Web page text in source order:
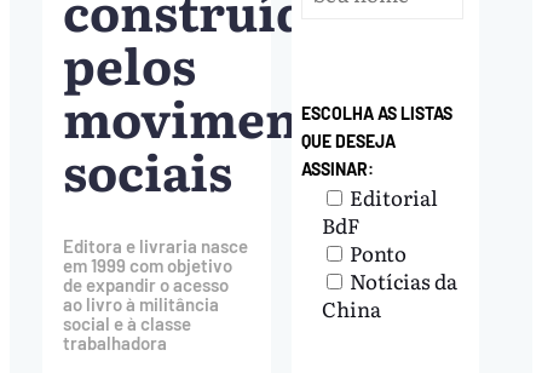
pelos
movimentos
sociais
Editora e livraria nasce
em 1999 com objetivo
de expandir o acesso
ao livro à militância
social e à classe
trabalhadora
ESCOLHA AS LISTAS
QUE DESEJA
ASSINAR:
Editorial
BdF
Ponto
Notícias da
China